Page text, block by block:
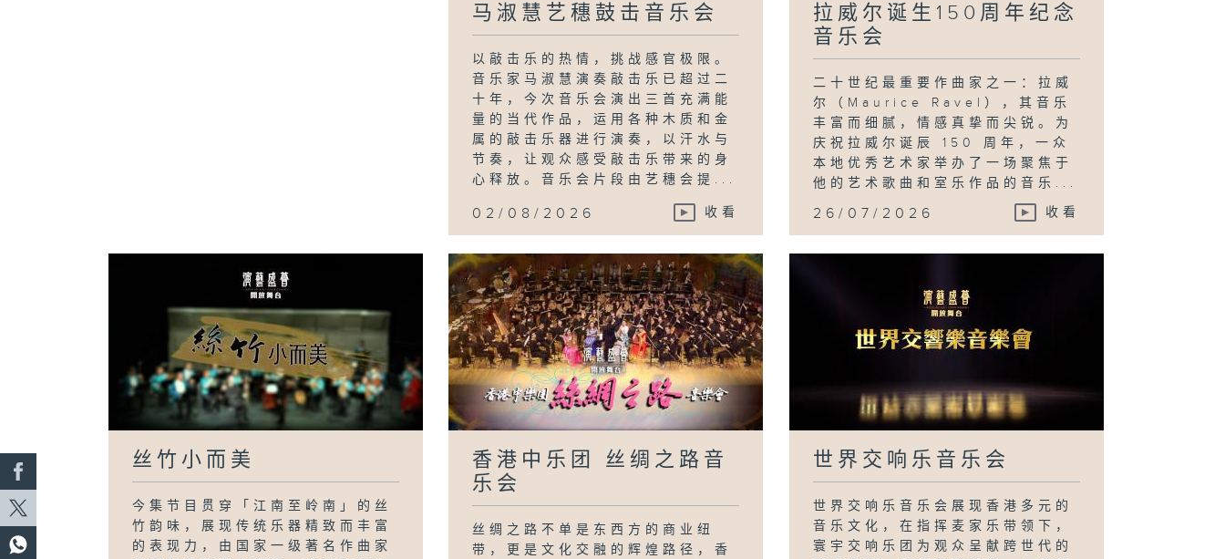
马淑慧艺穗鼓击音乐会
以敲击乐的热情，挑战感官极限。
音乐家马淑慧演奏敲击乐已超过二
十年，今次音乐会演出三首充满能
量的当代作品，运用各种木质和金
属的敲击乐器进行演奏，以汗水与
节奏，让观众感受敲击乐带来的身
心释放。音乐会片段由艺穗会提...
02/08/2026 收看
拉威尔诞生150周年纪念
音乐会
二十世纪最重要作曲家之一：拉威
尔（Maurice Ravel），其音乐
丰富而细腻，情感真挚而尖锐。为
庆祝拉威尔诞辰 150 周年，一众
本地优秀艺术家举办了一场聚焦于
他的艺术歌曲和室乐作品的音乐...
26/07/2026 收看
丝竹小而美
今集节目贯穿「江南至岭南」的丝
竹韵味，展现传统乐器精致而丰富
的表现力，由国家一级著名作曲家
香港中乐团 丝绸之路音
乐会
丝绸之路不单是东西方的商业纽
带，更是文化交融的辉煌路径，香
世界交响乐音乐会
世界交响乐音乐会展现香港多元的
音乐文化，在指挥麦家乐带领下，
寰宇交响乐团为观众呈献跨世代的